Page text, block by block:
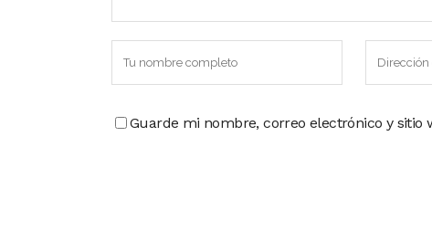
Guarde mi nombre, correo electrónico y sitio